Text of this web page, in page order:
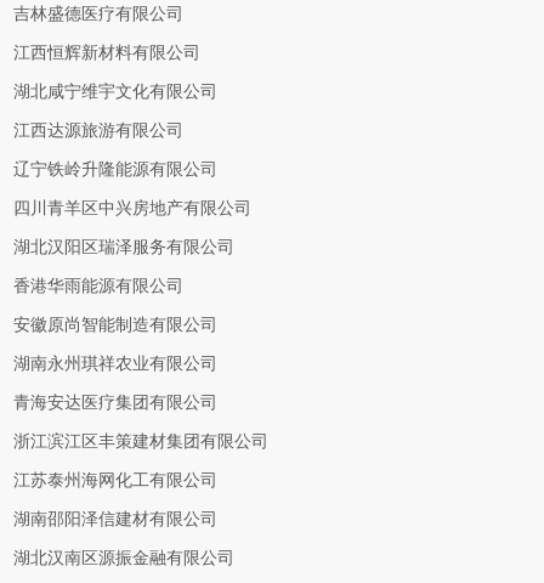
吉林盛德医疗有限公司
江西恒辉新材料有限公司
湖北咸宁维宇文化有限公司
江西达源旅游有限公司
辽宁铁岭升隆能源有限公司
四川青羊区中兴房地产有限公司
湖北汉阳区瑞泽服务有限公司
香港华雨能源有限公司
安徽原尚智能制造有限公司
湖南永州琪祥农业有限公司
青海安达医疗集团有限公司
浙江滨江区丰策建材集团有限公司
江苏泰州海网化工有限公司
湖南邵阳泽信建材有限公司
湖北汉南区源振金融有限公司